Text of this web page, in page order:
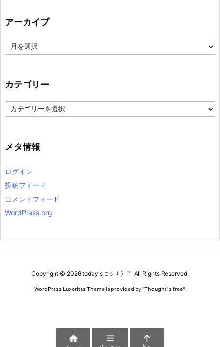
アーカイブ
ー
ブ
カテゴリー
テ
ー
メタ情報
ログイン
投稿フィード
コメントフィード
WordPress.org
Copyright © 2026 today's ∋シナ冫〒 All Rights Reserved.
WordPress Luxeritas Theme is provided by "Thought is free".
  